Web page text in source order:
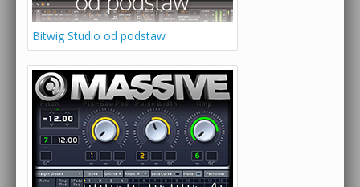
Bitwig Studio od podstaw